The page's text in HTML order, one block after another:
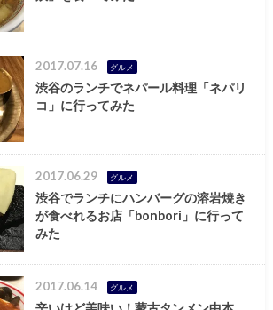
2017.07.16 グルメ
渋谷のランチでネパール料理「ネパリ
コ」に行ってみた
2017.06.29 グルメ
渋谷でランチにハンバーグの溶岩焼き
が食べれるお店「bonbori」に行って
みた
2017.06.14 グルメ